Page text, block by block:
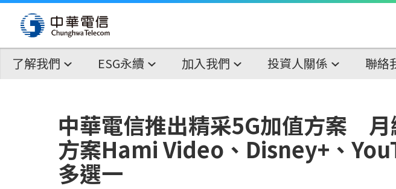
了解我們 ESG永續 加入我們 投資人關係 聯絡
中華電信推出精采5G加值方案
方案Hami Video、Disney+、
多選一